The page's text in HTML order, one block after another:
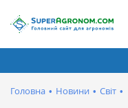
Головна • Новини • Світ •